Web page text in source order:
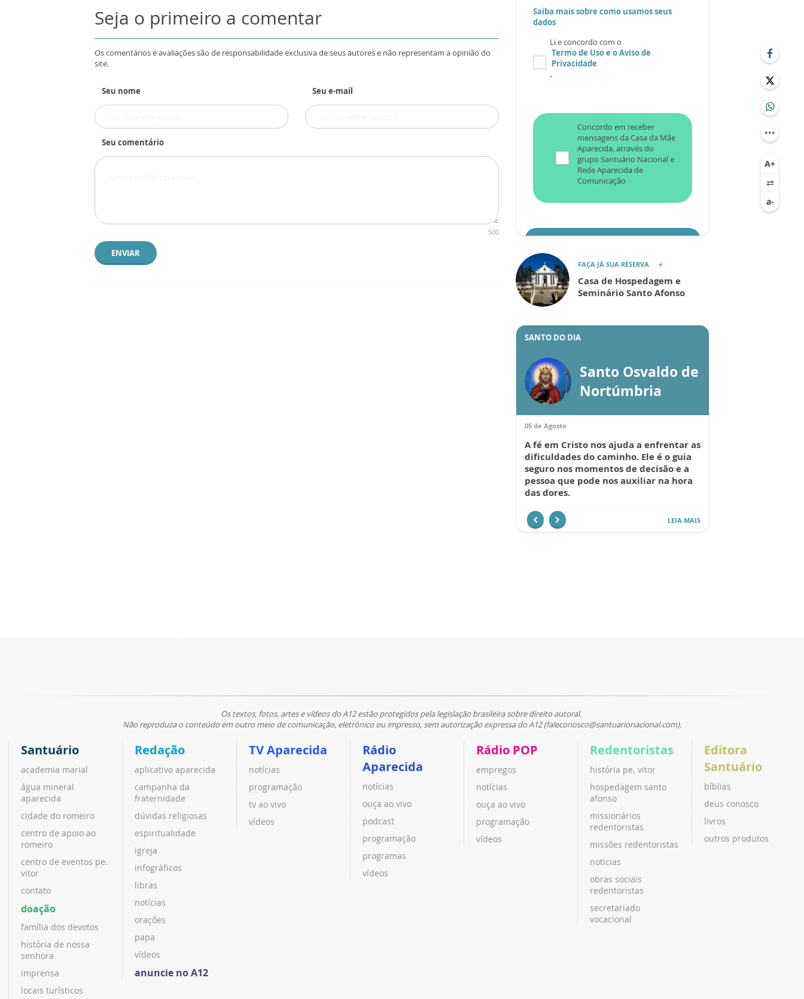
Seja o primeiro a comentar
Os comentários e avaliações são de responsabilidade exclusiva de seus autores e não representam a opinião do
site.
Seu nome Seu e-mail
Seu comentário
500
ENVIAR
Saiba mais sobre como usamos seus
dados
Li e concordo com o
Termo de Usoe oAviso de
Privacidade
.
Concordo em receber
mensagens da Casa da Mãe
Aparecida, através do
grupo Santuário Nacional e
Rede Aparecida de
Comunicação
ENVIAR
FAÇA JÁ SUA RESERVA
Casa de Hospedagem e
Seminário Santo Afonso
SANTO DO DIA
Santo Osvaldo de
Nortúmbria
05 de Agosto
A fé em Cristo nos ajuda a enfrentar as
dificuldades do caminho. Ele é o guia
seguro nos momentos de decisão e a
pessoa que pode nos auxiliar na hora
das dores.
LEIA MAIS
Os textos, fotos, artes e vídeos do A12 estão protegidos pela legislação brasileira sobre direito autoral.
Não reproduza o conteúdo em outro meio de comunicação, eletrônico ou impresso, sem autorização expressa do A12 (faleconosco@santuarionacional.com).
Santuário
academia marial
água mineral
aparecida
cidade do romeiro
centro de apoio ao
romeiro
centro de eventos pe.
vitor
contato
doação
família dos devotos
história de nossa
senhora
imprensa
locais turísticos
Redação
aplicativo aparecida
campanha da
fraternidade
dúvidas religiosas
espiritualidade
igreja
infográficos
libras
notícias
orações
papa
vídeos
anuncie no A12
TV Aparecida
notícias
programação
tv ao vivo
vídeos
Rádio
Aparecida
notícias
ouça ao vivo
podcast
programação
programas
vídeos
Rádio POP
empregos
notícias
ouça ao vivo
programação
vídeos
Redentoristas
história pe. vitor
hospedagem santo
afonso
missionários
redentoristas
missões redentoristas
notícias
obras sociais
redentoristas
secretariado
vocacional
Editora
Santuário
bíblias
deus conosco
livros
outros produtos